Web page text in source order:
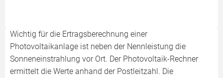
Wichtig für die Ertragsberechnung einer
Photovoltaikanlage ist neben der Nennleistung die
Sonneneinstrahlung vor Ort. Der Photovoltaik-Rechner
ermittelt die Werte anhand der Postleitzahl. Die